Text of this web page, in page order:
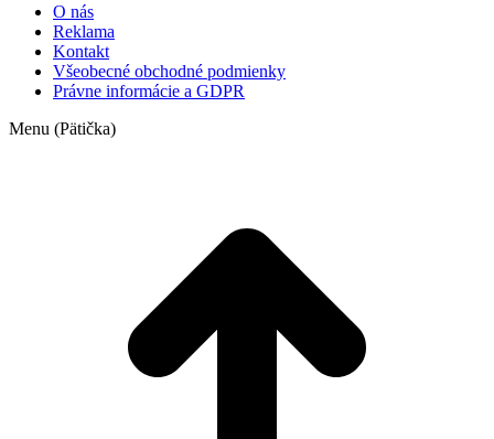
O nás
Reklama
Kontakt
Všeobecné obchodné podmienky
Právne informácie a GDPR
Menu (Pätička)